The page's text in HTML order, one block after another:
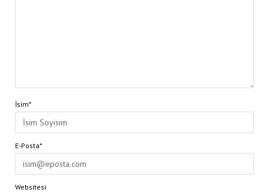
İsim*
E-Posta*
Websitesi